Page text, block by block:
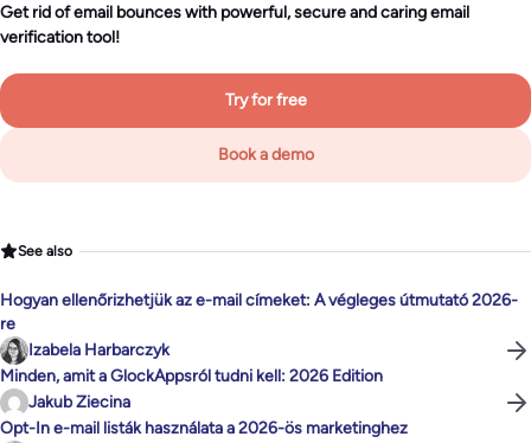
Get rid of email bounces with powerful, secure and caring email
verification tool!
Try for free
Book a demo
See also
Hogyan ellenőrizhetjük az e-mail címeket: A végleges útmutató 2026-
re
Izabela Harbarczyk
Minden, amit a GlockAppsról tudni kell: 2026 Edition
Jakub Ziecina
Opt-In e-mail listák használata a 2026-ös marketinghez